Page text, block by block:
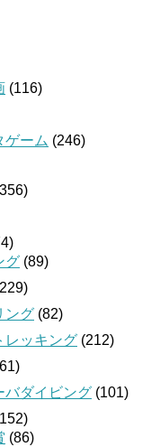
(116)
ゲーム (246)
グ (89)
ング (82)
レッキング (212)
バダイビング (101)
(86)